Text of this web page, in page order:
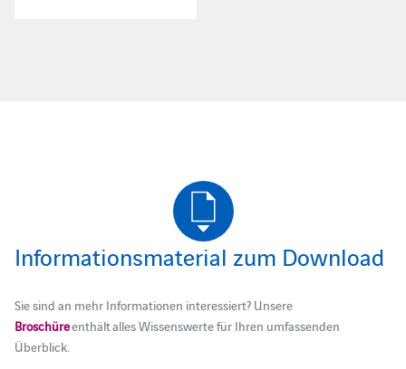
Informationsmaterial zum Download
Sie sind an mehr Informationen interessiert? Unsere
BroschüreenthältallesWissenswerte für Ihren umfassenden
Überblick.